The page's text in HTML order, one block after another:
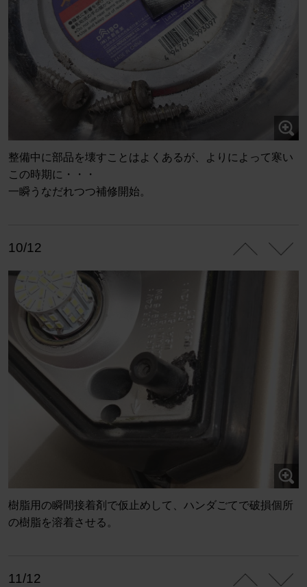
整備中に部品を壊すことはよくあるが、よりによって寒い
この時期に・・・
一瞬うなだれつつ補修開始。
10/12
樹脂用の瞬間接着剤で仮止めして、ハンダごてで破損個所
の樹脂を溶着させる。
11/12